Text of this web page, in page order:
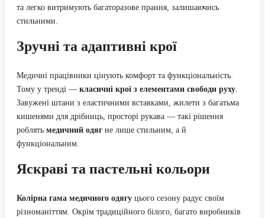
та легко витримують багаторазове прання, залишаючись
стильними.
Зручні та адаптивні крої
Медичні працівники цінують комфорт та функціональність.
Тому у тренді — класичні крої з елементами свободи руху.
Завужені штани з еластичними вставками, жилети з багатьма
кишенями для дрібниць, просторі рукава — такі рішення
роблять медичний одяг не лише стильним, а й
функціональним.
Яскраві та пастельні кольори
Колірна гама медичного одягу цього сезону радує своїм
різноманіттям. Окрім традиційного білого, багато виробників